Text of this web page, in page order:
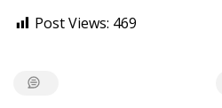
Post Views: 469